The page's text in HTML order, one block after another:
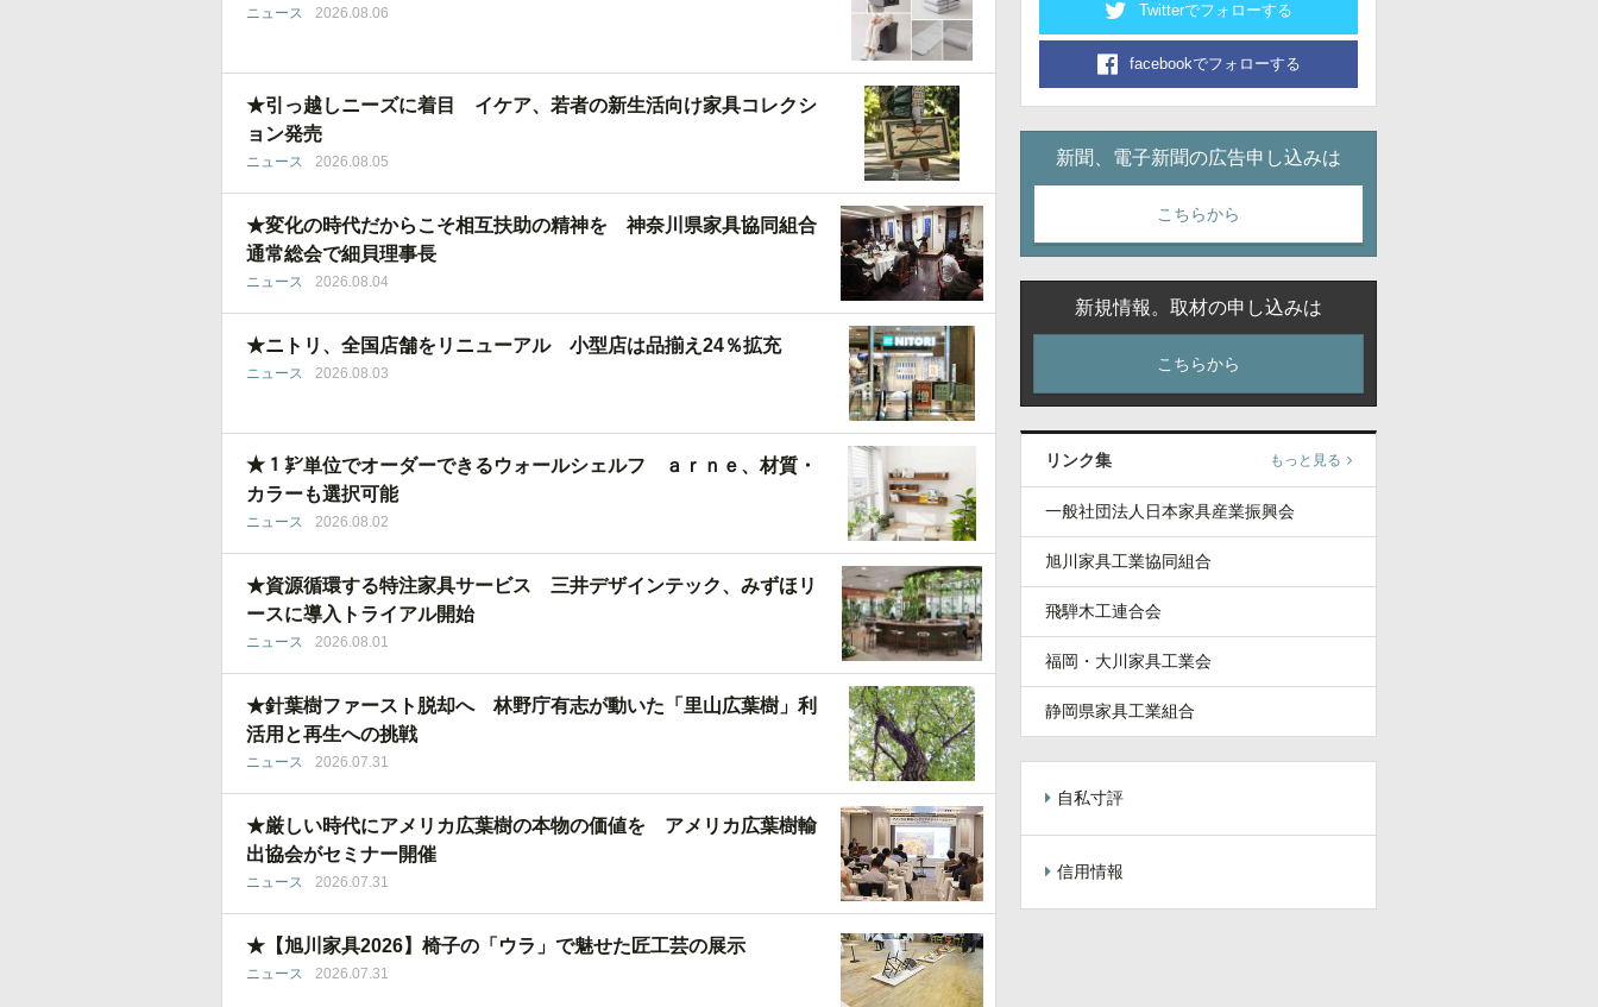
ニュース 2026.08.06
★引っ越しニーズに着目 イケア、若者の新生活向け家具コレクシ
ョン発売
ニュース 2026.08.05
★変化の時代だからこそ相互扶助の精神を 神奈川県家具協同組合
通常総会で細貝理事長
ニュース 2026.08.04
★ニトリ、全国店舗をリニューアル 小型店は品揃え24％拡充
ニュース 2026.08.03
★１㌢単位でオーダーできるウォールシェルフ ａｒｎｅ、材質・
カラーも選択可能
ニュース 2026.08.02
★資源循環する特注家具サービス 三井デザインテック、みずほリ
ースに導入トライアル開始
ニュース 2026.08.01
★針葉樹ファースト脱却へ 林野庁有志が動いた「里山広葉樹」利
活用と再生への挑戦
ニュース 2026.07.31
★厳しい時代にアメリカ広葉樹の本物の価値を アメリカ広葉樹輸
出協会がセミナー開催
ニュース 2026.07.31
★【旭川家具2026】椅子の「ウラ」で魅せた匠工芸の展示
ニュース 2026.07.31
Twitterでフォローする
facebookでフォローする
新聞、電子新聞の広告申し込みは
こちらから
新規情報。取材の申し込みは
こちらから
リンク集 もっと見る
一般社団法人日本家具産業振興会
旭川家具工業協同組合
飛騨木工連合会
福岡・大川家具工業会
静岡県家具工業組合
自私寸評
信用情報